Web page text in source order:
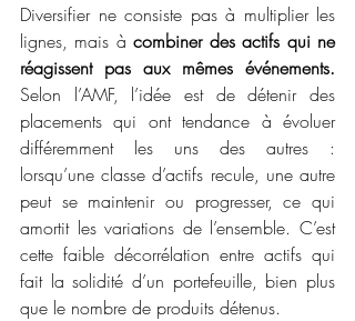
Diversifier ne consiste pas à multiplier les
lignes, mais à combiner des actifs qui ne
réagissent pas aux mêmes événements.
Selon l’AMF, l’idée est de détenir des
placements qui ont tendance à évoluer
différemment les uns des autres :
lorsqu’une classe d’actifs recule, une autre
peut se maintenir ou progresser, ce qui
amortit les variations de l’ensemble. C’est
cette faible décorrélation entre actifs qui
fait la solidité d’un portefeuille, bien plus
que le nombre de produits détenus.